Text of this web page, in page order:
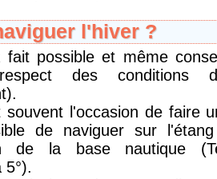
l'hiver ?
possible et même
des conditions
souvent l'occasion de faire
de naviguer sur
de la base nautique
5°).